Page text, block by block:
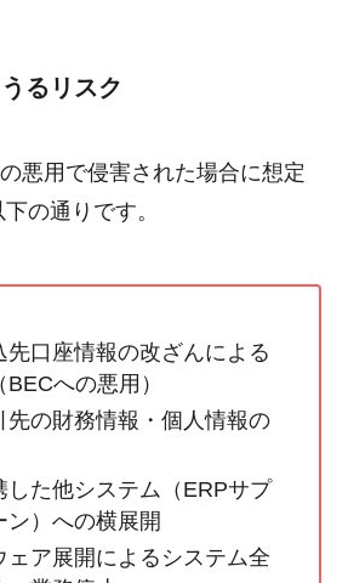
るリスク
悪用で侵害された場合に想定
の通りです。
先口座情報の改ざんによる
への悪用）
先の財務情報・個人情報の
した他システム（ERPサプ
ン）への横展開
ェア展開によるシステム全